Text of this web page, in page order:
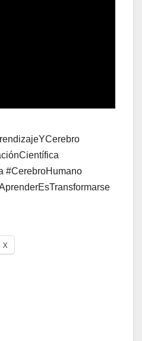
#CerebroHumano
X